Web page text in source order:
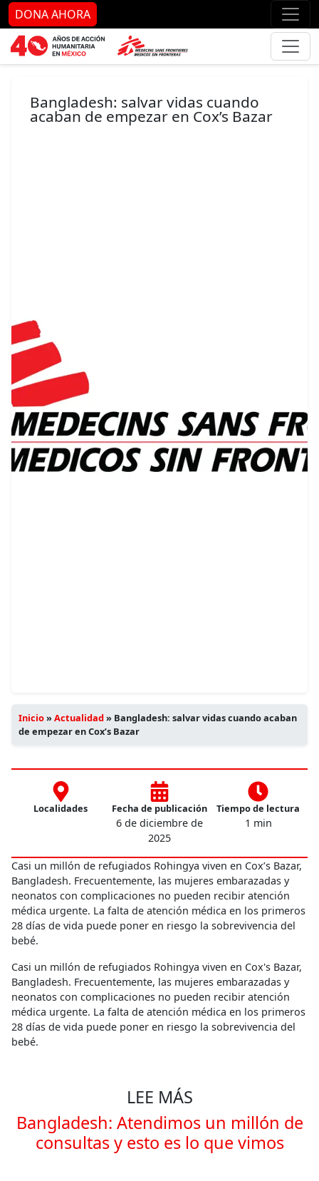
Ir al contenido principal Ir
DONA AHORA
Bangladesh: salvar vidas cuando
acaban de empezar en Cox’s Bazar
Inicio»Actualidad» Bangladesh: salvar vidas cuando acaban
de empezar en Cox’s Bazar
Localidades Fecha de publicación
6 de diciembre de
2025
Tiempo de lectura
1 min
Casi un millón de refugiados Rohingya viven en Cox’s Bazar,
Bangladesh. Frecuentemente, las mujeres embarazadas y
neonatos con complicaciones no pueden recibir atención
médica urgente. La falta de atención médica en los primeros
28 días de vida puede poner en riesgo la sobrevivencia del
bebé.
Casi un millón de refugiados Rohingya viven en Cox's Bazar,
Bangladesh. Frecuentemente, las mujeres embarazadas y
neonatos con complicaciones no pueden recibir atención
médica urgente. La falta de atención médica en los primeros
28 días de vida puede poner en riesgo la sobrevivencia del
bebé.
LEE MÁS
Bangladesh: Atendimos un millón de
consultas y esto es lo que vimos